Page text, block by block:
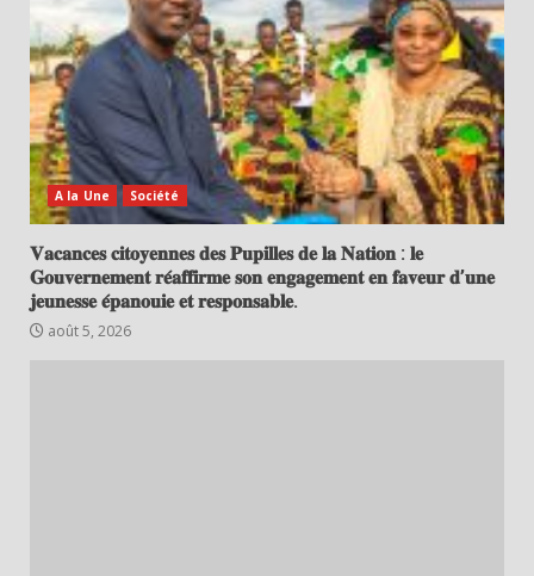
A la Une Société
𝐕𝐚𝐜𝐚𝐧𝐜𝐞𝐬 𝐜𝐢𝐭𝐨𝐲𝐞𝐧𝐧𝐞𝐬 𝐝𝐞𝐬 𝐏𝐮𝐩𝐢𝐥𝐥𝐞𝐬 𝐝𝐞 𝐥𝐚 𝐍𝐚𝐭𝐢𝐨𝐧 : 𝐥𝐞
𝐆𝐨𝐮𝐯𝐞𝐫𝐧𝐞𝐦𝐞𝐧𝐭 𝐫𝐞́𝐚𝐟𝐟𝐢𝐫𝐦𝐞 𝐬𝐨𝐧 𝐞𝐧𝐠𝐚𝐠𝐞𝐦𝐞𝐧𝐭 𝐞𝐧 𝐟𝐚𝐯𝐞𝐮𝐫 𝐝’𝐮𝐧𝐞
𝐣𝐞𝐮𝐧𝐞𝐬𝐬𝐞 𝐞́𝐩𝐚𝐧𝐨𝐮𝐢𝐞 𝐞𝐭 𝐫𝐞𝐬𝐩𝐨𝐧𝐬𝐚𝐛𝐥𝐞.
août 5, 2026